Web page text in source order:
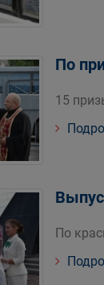
По
15
По